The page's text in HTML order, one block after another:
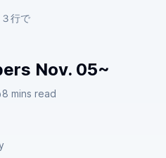
行で
Nov. 05~
8 mins read